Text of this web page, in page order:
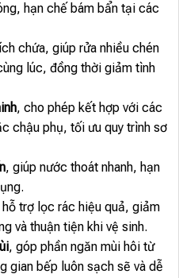
hạn chế bám bẩn tại các
chứa, giúp rửa nhiều chén
lúc, đồng thời giảm tình
, cho phép kết hợp với các
chậu phụ, tối ưu quy trình sơ
, giúp nước thoát nhanh, hạn
trợ lọc rác hiệu quả, giảm
và thuận tiện khi vệ sinh.
, góp phần ngăn mùi hôi từ
gian bếp luôn sạch sẽ và dễ